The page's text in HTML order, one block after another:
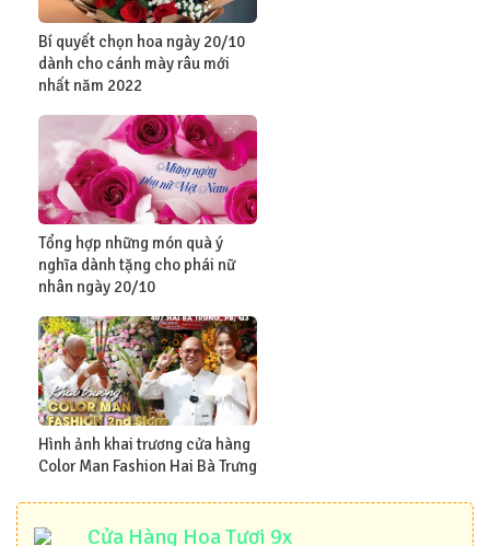
Bí quyết chọn hoa ngày 20/10
dành cho cánh mày râu mới
nhất năm 2022
Tổng hợp những món quà ý
nghĩa dành tặng cho phái nữ
nhân ngày 20/10
Hình ảnh khai trương cửa hàng
Color Man Fashion Hai Bà Trưng
Cửa Hàng Hoa Tươi 9x